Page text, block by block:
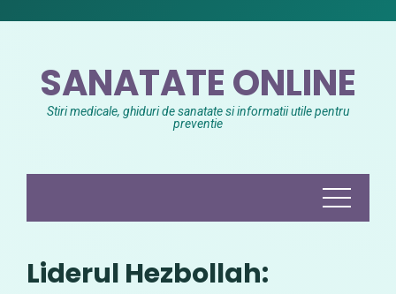
SANATATE ONLINE
Stiri medicale, ghiduri de sanatate si informatii utile pentru
preventie
Liderul Hezbollah: